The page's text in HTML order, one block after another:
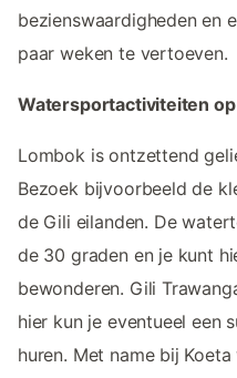
bezienswaardigheden en
paar weken te vertoeven.
Watersportactiviteiten
Lombok is ontzettend
Bezoek bijvoorbeeld de
de Gili eilanden. De
de 30 graden en je kunt
bewonderen. Gili
hier kun je eventueel een
huren. Met name bij